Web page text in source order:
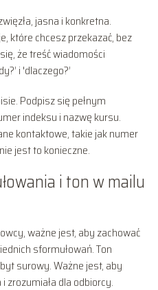
jasna i konkretna.
które chcesz przekazać, bez
że treść wiadomości
i 'dlaczego?’
Podpisz się pełnym
indeksu i nazwę kursu.
kontaktowe, takie jak numer
jest to konieczne.
i ton w mailu
ważne jest, aby zachować
sformułowań. Ton
surowy. Ważne jest, aby
zrozumiała dla odbiorcy.